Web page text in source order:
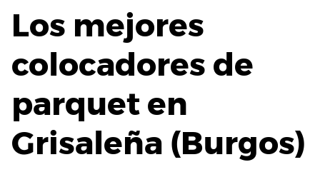
Los mejores
colocadores de
parquet en
Grisaleña (Burgos)